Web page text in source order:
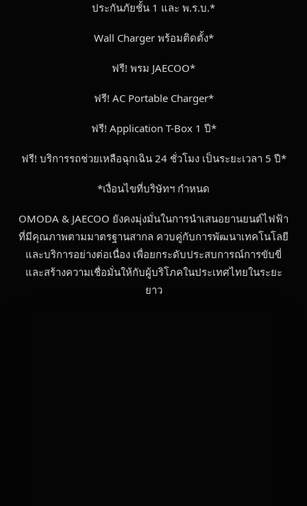
ประกันภัยชั้น 1 และ พ.ร.บ.*
Wall Charger พร้อมติดตั้ง*
ฟรี! พรม JAECOO*
ฟรี! AC Portable Charger*
ฟรี! Application T-Box 1 ปี*
ฟรี! บริการรถช่วยเหลือฉุกเฉิน 24 ชั่วโมง เป็นระยะเวลา 5 ปี*
*เงื่อนไขที่บริษัทฯ กำหนด
OMODA & JAECOO ยังคงมุ่งมั่นในการนำเสนอยานยนต์ไฟฟ้า
ที่มีคุณภาพตามมาตรฐานสากล ควบคู่กับการพัฒนาเทคโนโลยี
และบริการอย่างต่อเนื่อง เพื่อยกระดับประสบการณ์การขับขี่
และสร้างความเชื่อมั่นให้กับผู้บริโภคในประเทศไทยในระยะ
ยาว